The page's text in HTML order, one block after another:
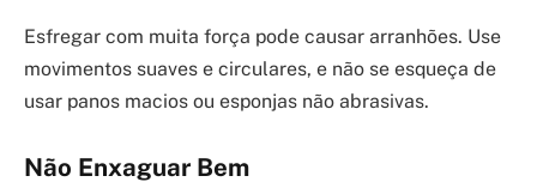
Esfregar com muita força pode causar arranhões. Use
movimentos suaves e circulares, e não se esqueça de
usar panos macios ou esponjas não abrasivas.
Não Enxaguar Bem